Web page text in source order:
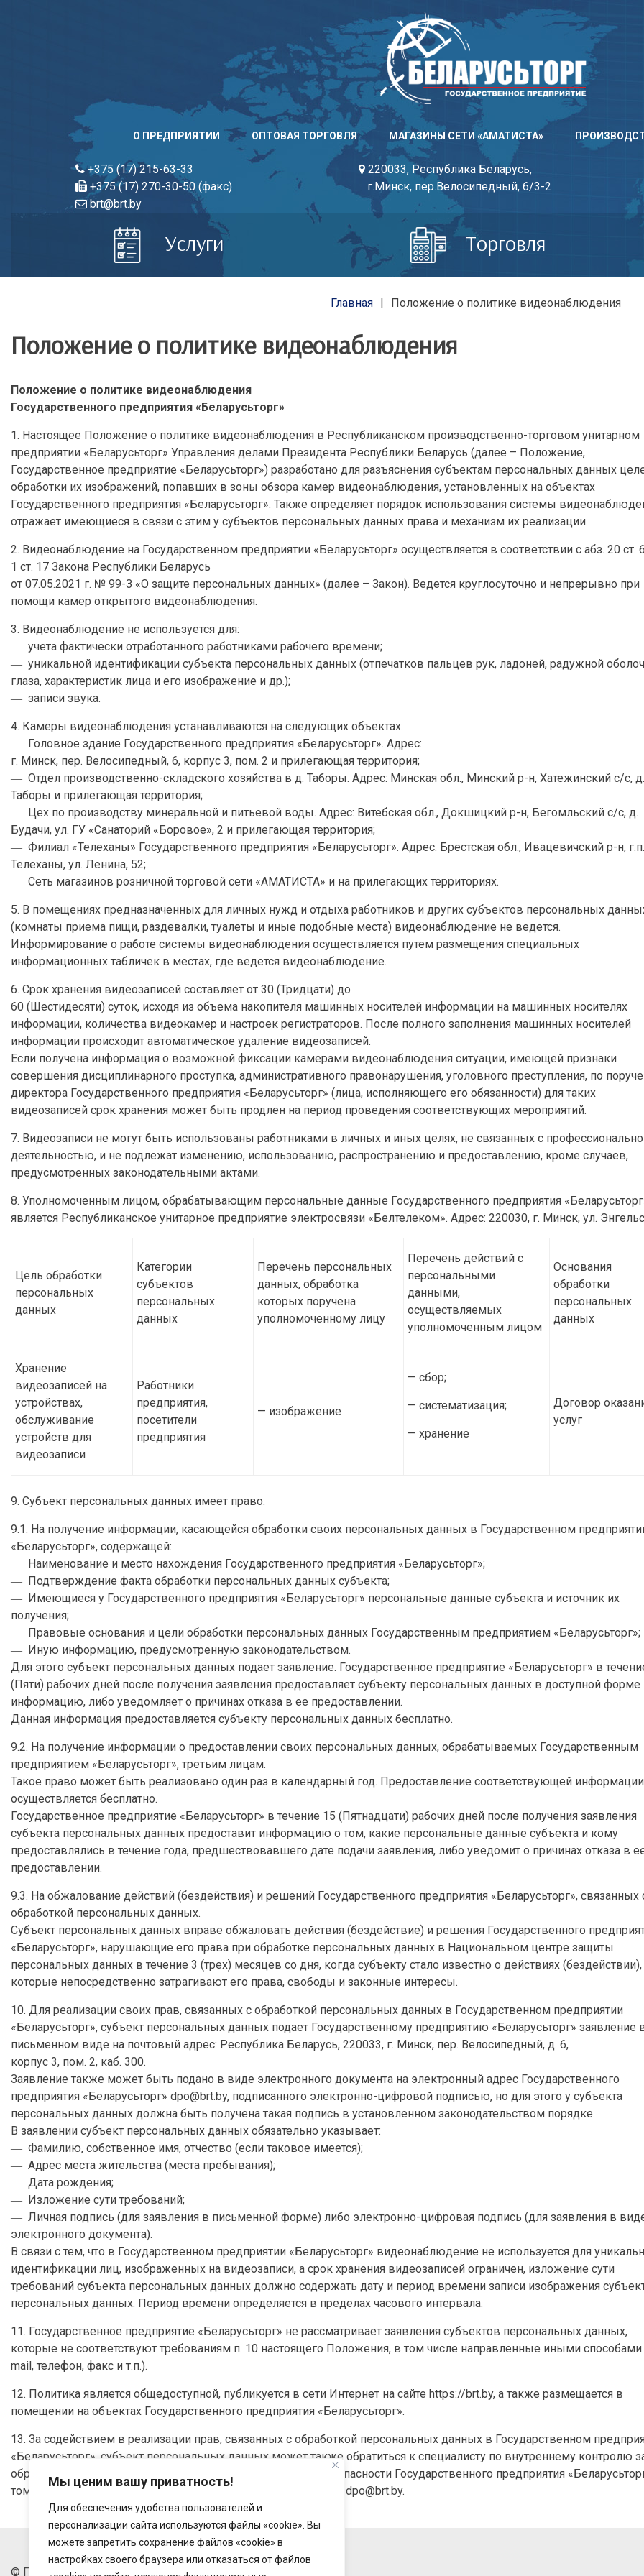
Мы ценим вашу приватность!
Для обеспечения удобства пользователей и
персонализации сайта используются файлы «cookie». Вы
можете запретить сохранение файлов «cookie» в
настройках своего браузера или отказаться от файлов
О ПРЕДПРИЯТИИ ОПТОВАЯ ТОРГОВЛЯ МАГАЗИНЫ СЕТИ «АМАТИСТА»
+375 (17) 215-63-33
+375 (17) 270-30-50 (факс)
brt@brt.by
220033, Республика Беларусь,
г.Минск, пер.Велосипедный, 6/3-2
Услуги Торговля
Главная Положение о политике видеонаблюдения
Положение о политике видеонаблюдения
Положение о политике видеонаблюдения
Государственного предприятия «Беларусьторг»
1. Настоящее Положение о политике видеонаблюдения в Республиканском производственно-торговом унитарном
предприятии «Беларусьторг» Управления делами Президента Республики Беларусь (далее – Положение,
Государственное предприятие «Беларусьторг») разработано для разъяснения субъектам персональных данных
обработки их изображений, попавших в зоны обзора камер видеонаблюдения, установленных на объектах
Государственного предприятия «Беларусьторг». Также определяет порядок использования системы
отражает имеющиеся в связи с этим у субъектов персональных данных права и механизм их реализации.
2. Видеонаблюдение на Государственном предприятии «Беларусьторг» осуществляется в соответствии с абз. 20 ст.
1 ст. 17 Закона Республики Беларусь
от 07.05.2021 г. № 99-З «О защите персональных данных» (далее – Закон). Ведется круглосуточно и непрерывно при
помощи камер открытого видеонаблюдения.
3. Видеонаблюдение не используется для:
― учета фактически отработанного работниками рабочего времени;
― уникальной идентификации субъекта персональных данных (отпечатков пальцев рук, ладоней, радужной
глаза, характеристик лица и его изображение и др.);
― записи звука.
4. Камеры видеонаблюдения устанавливаются на следующих объектах:
― Головное здание Государственного предприятия «Беларусьторг». Адрес:
г. Минск, пер. Велосипедный, 6, корпус 3, пом. 2 и прилегающая территория;
― Отдел производственно-складского хозяйства в д. Таборы. Адрес: Минская обл., Минский р-н, Хатежинский с/с, д.
Таборы и прилегающая территория;
― Цех по производству минеральной и питьевой воды. Адрес: Витебская обл., Докшицкий р-н, Бегомльский с/с, д.
Будачи, ул. ГУ «Санаторий «Боровое», 2 и прилегающая территория;
― Филиал «Телеханы» Государственного предприятия «Беларусьторг». Адрес: Брестская обл., Ивацевичский р-н, г.п.
Телеханы, ул. Ленина, 52;
― Сеть магазинов розничной торговой сети «АМАТИСТА» и на прилегающих территориях.
5. В помещениях предназначенных для личных нужд и отдыха работников и других субъектов персональных
(комнаты приема пищи, раздевалки, туалеты и иные подобные места) видеонаблюдение не ведется.
Информирование о работе системы видеонаблюдения осуществляется путем размещения специальных
информационных табличек в местах, где ведется видеонаблюдение.
6. Срок хранения видеозаписей составляет от 30 (Тридцати) до
60 (Шестидесяти) суток, исходя из объема накопителя машинных носителей информации на машинных носителях
информации, количества видеокамер и настроек регистраторов. После полного заполнения машинных носителей
информации происходит автоматическое удаление видеозаписей.
Если получена информация о возможной фиксации камерами видеонаблюдения ситуации, имеющей признаки
совершения дисциплинарного проступка, административного правонарушения, уголовного преступления, по
директора Государственного предприятия «Беларусьторг» (лица, исполняющего его обязанности) для таких
видеозаписей срок хранения может быть продлен на период проведения соответствующих мероприятий.
7. Видеозаписи не могут быть использованы работниками в личных и иных целях, не связанных с
деятельностью, и не подлежат изменению, использованию, распространению и предоставлению, кроме случаев,
предусмотренных законодательными актами.
8. Уполномоченным лицом, обрабатывающим персональные данные Государственного предприятия
является Республиканское унитарное предприятие электросвязи «Белтелеком». Адрес: 220030, г. Минск, ул.
Цель обработки
персональных
данных
Категории
субъектов
персональных
данных
Перечень персональных
данных, обработка
которых поручена
уполномоченному лицу
Перечень действий с
персональными
данными,
осуществляемых
уполномоченным лицом
Основания
обработки
персональных
данных
Хранение
видеозаписей на
устройствах,
обслуживание
устройств для
видеозаписи
Работники
предприятия,
посетители
предприятия
— изображение
— сбор;
— систематизация;
— хранение
Договор
услуг
9. Субъект персональных данных имеет право:
9.1. На получение информации, касающейся обработки своих персональных данных в Государственном
«Беларусьторг», содержащей:
― Наименование и место нахождения Государственного предприятия «Беларусьторг»;
― Подтверждение факта обработки персональных данных субъекта;
― Имеющиеся у Государственного предприятия «Беларусьторг» персональные данные субъекта и источник их
получения;
― Правовые основания и цели обработки персональных данных Государственным предприятием «Беларусьторг»;
― Иную информацию, предусмотренную законодательством.
Для этого субъект персональных данных подает заявление. Государственное предприятие «Беларусьторг» в
(Пяти) рабочих дней после получения заявления предоставляет субъекту персональных данных в доступной форме
информацию, либо уведомляет о причинах отказа в ее предоставлении.
Данная информация предоставляется субъекту персональных данных бесплатно.
9.2. На получение информации о предоставлении своих персональных данных, обрабатываемых Государственным
предприятием «Беларусьторг», третьим лицам.
Такое право может быть реализовано один раз в календарный год. Предоставление соответствующей информации
осуществляется бесплатно.
Государственное предприятие «Беларусьторг» в течение 15 (Пятнадцати) рабочих дней после получения заявления
субъекта персональных данных предоставит информацию о том, какие персональные данные субъекта и кому
предоставлялись в течение года, предшествовавшего дате подачи заявления, либо уведомит о причинах отказа в
предоставлении.
9.3. На обжалование действий (бездействия) и решений Государственного предприятия «Беларусьторг», связанных
обработкой персональных данных.
Субъект персональных данных вправе обжаловать действия (бездействие) и решения Государственного
«Беларусьторг», нарушающие его права при обработке персональных данных в Национальном центре защиты
персональных данных в течение 3 (трех) месяцев со дня, когда субъекту стало известно о действиях (бездействии),
которые непосредственно затрагивают его права, свободы и законные интересы.
10. Для реализации своих прав, связанных с обработкой персональных данных в Государственном предприятии
«Беларусьторг», субъект персональных данных подает Государственному предприятию «Беларусьторг» заявление
письменном виде на почтовый адрес: Республика Беларусь, 220033, г. Минск, пер. Велосипедный, д. 6,
корпус 3, пом. 2, каб. 300.
Заявление также может быть подано в виде электронного документа на электронный адрес Государственного
предприятия «Беларусьторг» dpo@brt.by, подписанного электронно-цифровой подписью, но для этого у субъекта
персональных данных должна быть получена такая подпись в установленном законодательством порядке.
В заявлении субъект персональных данных обязательно указывает:
― Фамилию, собственное имя, отчество (если таковое имеется);
― Адрес места жительства (места пребывания);
― Дата рождения;
― Изложение сути требований;
― Личная подпись (для заявления в письменной форме) либо электронно-цифровая подпись (для заявления в
электронного документа).
В связи с тем, что в Государственном предприятии «Беларусьторг» видеонаблюдение не используется для
идентификации лиц, изображенных на видеозаписи, а срок хранения видеозаписей ограничен, изложение сути
требований субъекта персональных данных должно содержать дату и период времени записи изображения
персональных данных. Период времени определяется в пределах часового интервала.
11. Государственное предприятие «Беларусьторг» не рассматривает заявления субъектов персональных данных,
которые не соответствуют требованиям п. 10 настоящего Положения, в том числе направленные иными способами
mail, телефон, факс и т.п.).
12. Политика является общедоступной, публикуется в сети Интернет на сайте https://brt.by, а также размещается в
помещении на объектах Государственного предприятия «Беларусьторг».
13. За содействием в реализации прав, связанных с обработкой персональных данных в Государственном
«Беларусьторг», субъект персональных данных может также обратиться к специалисту по внутреннему контролю
обработкой персональных данных сектора обеспечения безопасности Государственного предприятия
том числе направив обращение на адрес электронной почты: dpo@brt.by.
© Государственное предприятие "Беларусьторг", 2018-2022